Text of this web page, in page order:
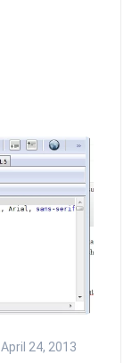
April 24, 2013